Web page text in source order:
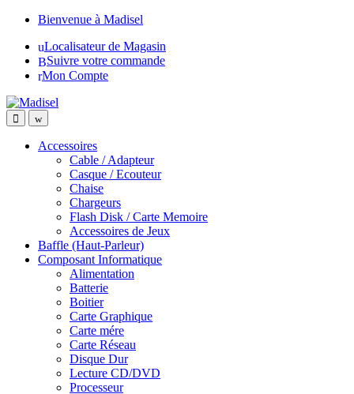
Skip
navigation
Skip
content
Bienvenue à Madisel
Localisateur de Magasin
Suivre votre commande
Mon Compte
Accessoires
Cable / Adapteur
Casque / Ecouteur
Chaise
Chargeurs
Flash Disk / Carte Memoire
Accessoires de Jeux
Baffle (Haut-Parleur)
Composant Informatique
Alimentation
Batterie
Boitier
Carte Graphique
Carte mére
Carte Réseau
Disque Dur
Lecture CD/DVD
Processeur